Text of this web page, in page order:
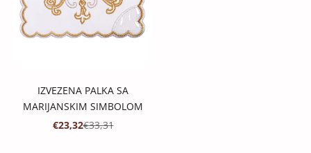
IZVEZENA PALKA SA
MARIJANSKIM SIMBOLOM
PROMOTIVNA CIJENA
€23,32REDOVNA CIJENA
€33,31